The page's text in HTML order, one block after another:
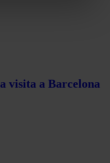
visita a Barcelona